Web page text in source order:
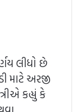
લીધો છે
માટે અરજી
કહ્યું કે